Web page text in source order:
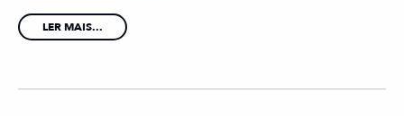
LER MAIS...